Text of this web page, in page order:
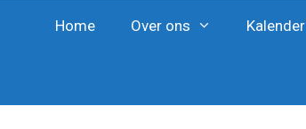
Home Over ons Kalender